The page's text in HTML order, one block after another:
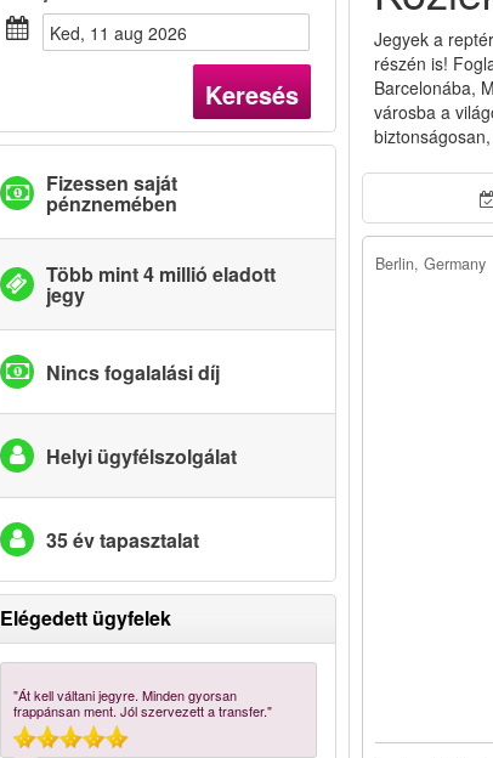
ked, 11 aug 2026
Keresés
Fizessen saját
pénznemében
Több mint 4 millió eladott
jegy
Nincs fogalalási díj
Helyi ügyfélszolgálat
35 év tapasztalat
Elégedett ügyfelek
"Át kell váltani jegyre. Minden gyorsan
frappánsan ment. Jól szervezett a transfer."
Jegyek a
részén is!
Barcelonába,
városba a
Berlin, Germany